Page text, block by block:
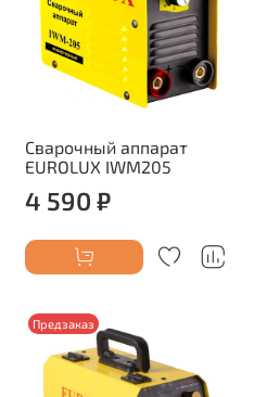
Сварочный аппарат
EUROLUX IWM205
4 590 ₽
Предзаказ